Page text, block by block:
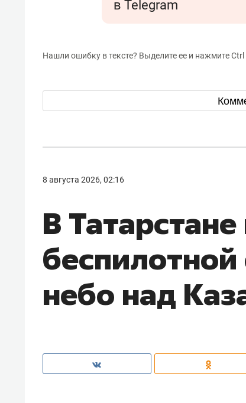
в Telegram
Нашли ошибку в тексте? Выделите ее и нажмите Ctrl
8 августа 2026, 02:16
В
беспилотной
небо над